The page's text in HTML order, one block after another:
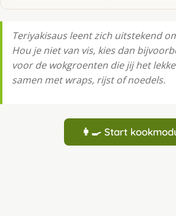
Teriyakisaus leent zich uitstekend
Hou je niet van vis, kies dan
voor de wokgroenten die jij het
samen met wraps, rijst of noedels.
👩‍🍳 Start